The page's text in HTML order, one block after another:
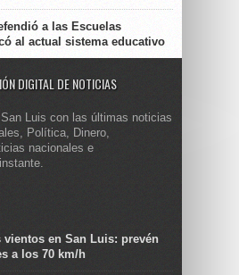
a las Escuelas
al actual sistema educativo
DIGITAL DE NOTICIAS
Luis con las últimas noticias
Política, Dinero,
nacionales e
vientos en San Luis: prevén
a los 70 km/h